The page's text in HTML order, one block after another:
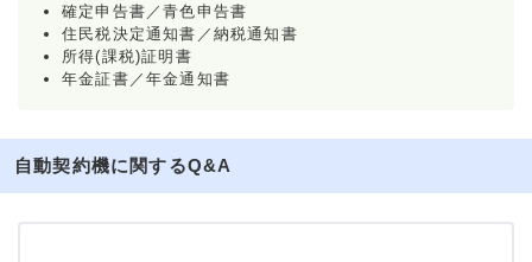
確定申告書／青色申告書
住民税決定通知書／納税通知書
所得(課税)証明書
年金証書／年金通知書
自動契約機に関するQ&A